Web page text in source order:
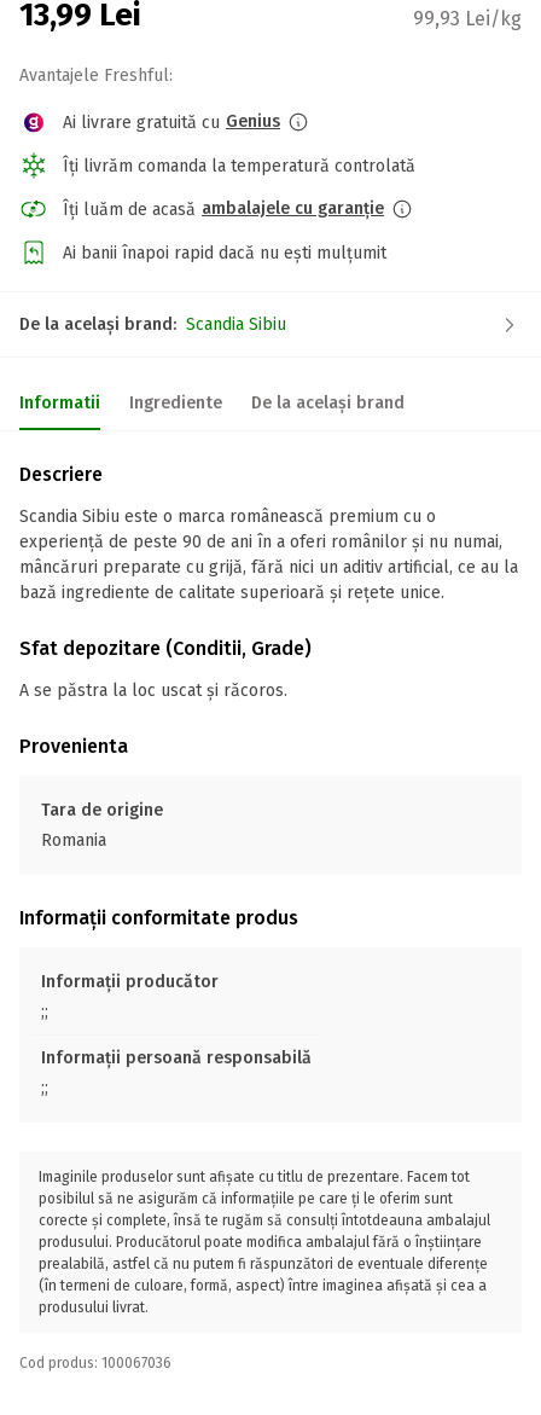
13,99 Lei 99,93 Lei/kg
Avantajele Freshful:
Ai livrare gratuită cu Genius
Îți livrăm comanda la temperatură controlată
Îți luăm de acasă ambalajele cu garanție
Ai banii înapoi rapid dacă nu ești mulțumit
De la același brand: Scandia Sibiu
Informatii Ingrediente De la același brand
Descriere
Scandia Sibiu este o marca românească premium cu o
experiență de peste 90 de ani în a oferi românilor și nu numai,
mâncăruri preparate cu grijă, fără nici un aditiv artificial, ce au la
bază ingrediente de calitate superioară și rețete unice.
Sfat depozitare (Conditii, Grade)
A se păstra la loc uscat și răcoros.
Provenienta
Tara de origine
Romania
Informații conformitate produs
Informații producător
;;
Informații persoană responsabilă
;;
Imaginile produselor sunt afișate cu titlu de prezentare. Facem tot
posibilul să ne asigurăm că informațiile pe care ți le oferim sunt
corecte și complete, însă te rugăm să consulți întotdeauna ambalajul
produsului. Producătorul poate modifica ambalajul fără o înștiințare
prealabilă, astfel că nu putem fi răspunzători de eventuale diferențe
(în termeni de culoare, formă, aspect) între imaginea afișată și cea a
produsului livrat.
Cod produs: 100067036